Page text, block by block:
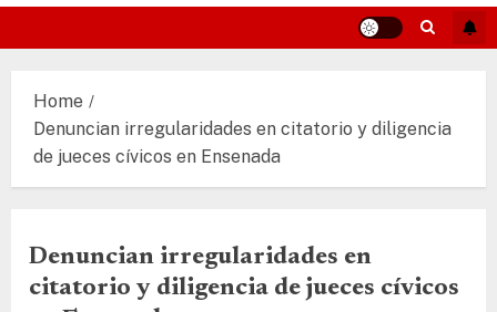
Home
Denuncian irregularidades en citatorio y diligencia
de jueces cívicos en Ensenada
Denuncian irregularidades en
citatorio y diligencia de jueces cívicos